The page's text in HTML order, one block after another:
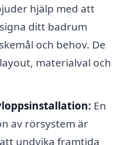
hjälp med att
ditt badrum
och behov. De
materialval och
En
av rörsystem är
undvika framtida